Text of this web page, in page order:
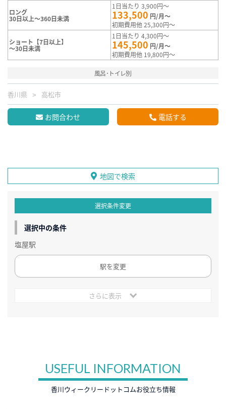
ロング
30日以上～360日未満
1日当たり 3,900円～
133,500 円/月～
初期費用他 25,300円～
ショート【7日以上】
～30日未満
1日当たり 4,300円～
145,500 円/月～
初期費用他 19,800円～
風呂･トイレ別
香川県 高松市
お問合わせ 電話する
地図で検索
選択条件変更
選択中の条件
塩屋駅
駅を変更
さらに表示
USEFUL INFORMATION
香川ウィークリードットコムお役立ち情報